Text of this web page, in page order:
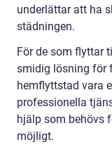
underlättar att ha
städningen.
För de som flyttar
smidig lösning för
hemflyttstad vara
professionella
hjälp som behövs
möjligt.